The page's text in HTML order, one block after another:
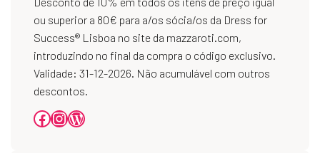
ou superior a 80€ para a/os sócia/os da Dress for
Success® Lisboa no site da mazzaroti.com,
introduzindo no final da compra o código exclusivo.
Validade: 31-12-2026. Não acumulável com outros
descontos.